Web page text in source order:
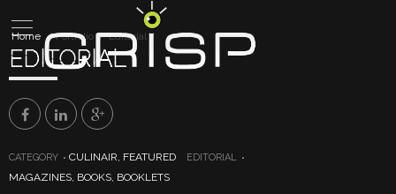
Home Portfolio Editorial
EDITORIAL
CATEGORY CULINAIR, FEATURED EDITORIAL
MAGAZINES, BOOKS, BOOKLETS